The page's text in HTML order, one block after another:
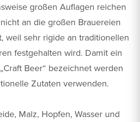
großen Auflagen reichen
an die großen Brauereien
weil sehr rigide an traditionellen
festgehalten wird. Damit ein
Beer“ bezeichnet werden
Zutaten verwenden.
Malz, Hopfen, Wasser und